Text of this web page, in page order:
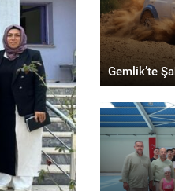
Gemlik’te